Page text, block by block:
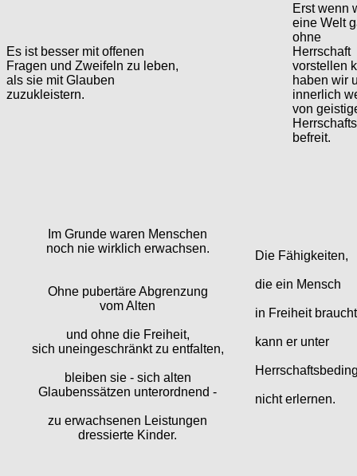
Es ist besser mit offenen
Fragen und Zweifeln zu leben,
als sie mit Glauben
zuzukleistern.
Erst wenn
eine Welt
ohne
Herrschaft
vorstellen
haben wir
innerlich
von
befreit.
Im Grunde waren Menschen
noch nie wirklich erwachsen.
Ohne pubertäre Abgrenzung
vom Alten
und ohne die Freiheit,
sich uneingeschränkt zu entfalten,
bleiben sie - sich alten
Glaubenssätzen unterordnend -
zu erwachsenen Leistungen
dressierte Kinder.
Die Fähigkeiten,
die ein Mensch
in Freiheit
kann er unter
nicht erlernen.